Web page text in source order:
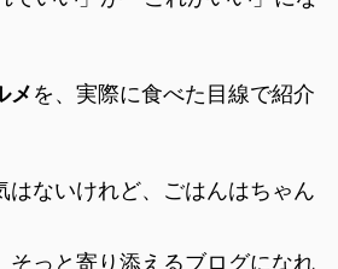
メを、実際に食べた目線で紹介
はないけれど、ごはんはちゃん
そっと寄り添えるブログになれ